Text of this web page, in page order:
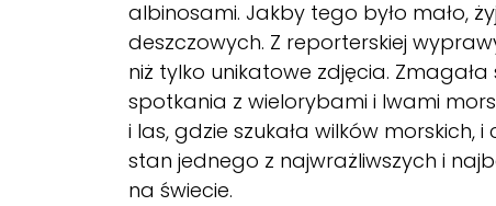
albinosami. Jakby tego było mało,
deszczowych. Z reporterskiej
niż tylko unikatowe zdjęcia. Zmagała
spotkania z wielorybami i lwami
i las, gdzie szukała wilków morskich,
stan jednego z najwrażliwszych i
na świecie.